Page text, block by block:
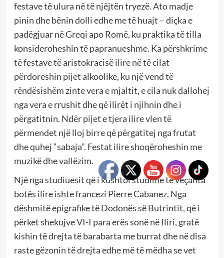
festave të ulura në të njëjtën tryezë. Ato madje
pinin dhe bënin dolli edhe me të huajt – diçka e
padëgjuar në Greqi apo Romë, ku praktika të tilla
konsideroheshin të papranueshme. Ka përshkrime
të festave të aristokracisë ilire në të cilat
përdoreshin pijet alkoolike, ku një vend të
rëndësishëm zinte vera e mjaltit, e cila nuk dallohej
nga vera e rrushit dhe që ilirët i njihnin dhe i
përgatitnin. Ndër pijet e tjera ilire vlen të
përmendet një lloj birre që përgatitej nga frutat
dhe quhej “sabaja”. Festat ilire shoqëroheshin me
muzikë dhe vallëzim.
Një nga studiuesit që i kushtoi studime të veçanta
botës ilire ishte francezi Pierre Cabanez. Nga
dëshmitë epigrafike të Dodonës së Butrintit, që i
përket shekujve VI-I para erës sonë në Iliri, gratë
kishin të drejta të barabarta me burrat dhe në disa
raste gëzonin të drejta edhe më të mëdha se vet